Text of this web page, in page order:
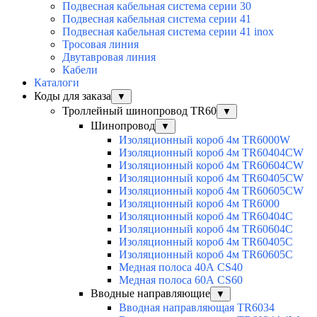
Подвесная кабельная система серии 30
Подвесная кабельная система серии 41
Подвесная кабельная система серии 41 inox
Тросовая линия
Двутавровая линия
Кабели
Каталоги
Коды для заказа
▼
Троллейный шинопровод TR60 ▼
Шинопровод ▼
Изоляционный короб 4м TR6000W
Изоляционный короб 4м TR60404CW
Изоляционный короб 4м TR60604CW
Изоляционный короб 4м TR60405CW
Изоляционный короб 4м TR60605CW
Изоляционный короб 4м TR6000
Изоляционный короб 4м TR60404C
Изоляционный короб 4м TR60604C
Изоляционный короб 4м TR60405C
Изоляционный короб 4м TR60605C
Медная полоса 40А CS40
Медная полоса 60А CS60
Вводные направляющие
▼
Вводная направляющая TR6034